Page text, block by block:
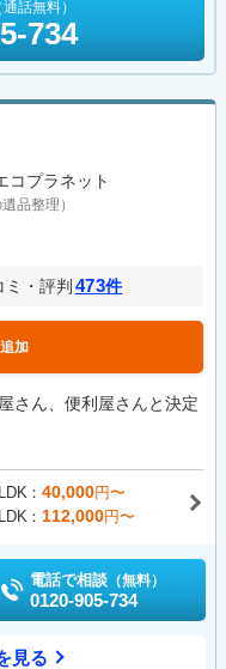
話無料）
734
コプラネット
品整理）
ミ・評判 473件
加
さん、便利屋さんと決定
40,000円〜
112,000円〜
電話で相談 （無料）
0120-905-734
見る